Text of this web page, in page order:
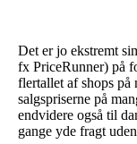
Det er jo ekstremt
fx PriceRunner) på
flertallet af shops på
salgspriserne på
endvidere også til
gange yde fragt